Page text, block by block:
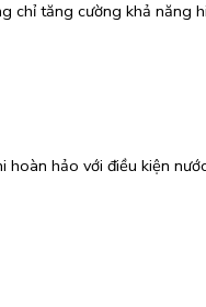
chỉ tăng cường khả năng
hảo với điều kiện